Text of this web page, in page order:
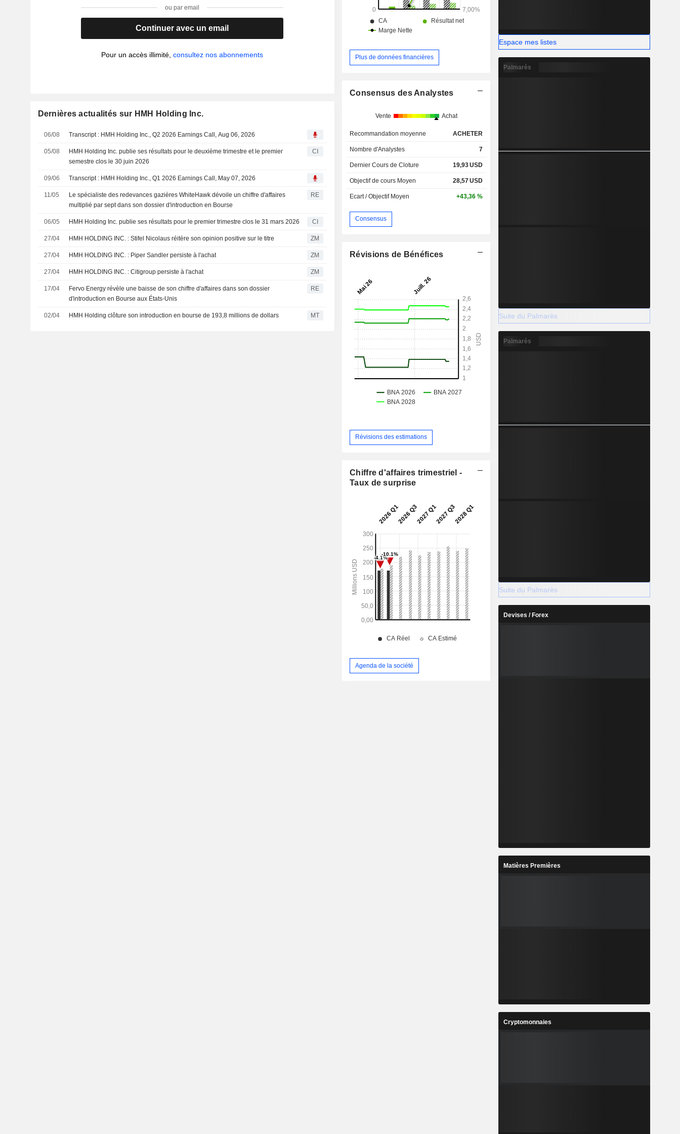
ou par email
Continuer avec un email
Pour un accès illimité,consultez nos abonnements
Dernières actualités sur HMH Holding Inc.
06/08 Transcript : HMH Holding Inc., Q2 2026 Earnings Call, Aug 06, 2026
05/08
HMH Holding Inc. publie ses résultats pour le deuxième trimestre et le premier
semestre clos le 30 juin 2026
CI
09/06 Transcript : HMH Holding Inc., Q1 2026 Earnings Call, May 07, 2026
11/05
Le spécialiste des redevances gazières WhiteHawk dévoile un chiffre d'affaires
multiplié par sept dans son dossier d'introduction en Bourse
RE
06/05 HMH Holding Inc. publie ses résultats pour le premier trimestre clos le 31 mars 2026 CI
27/04 HMH HOLDING INC. : Stifel Nicolaus réitère son opinion positive sur le titre ZM
27/04 HMH HOLDING INC. : Piper Sandler persiste à l'achat ZM
27/04 HMH HOLDING INC. : Citigroup persiste à l'achat ZM
17/04
Fervo Energy révèle une baisse de son chiffre d'affaires dans son dossier
d'introduction en Bourse aux États-Unis
RE
02/04 HMH Holding clôture son introduction en bourse de 193,8 millions de dollars MT
Plus de données financières
Consensus des Analystes
Vente Achat
Recommandation moyenne ACHETER
Nombre d'Analystes 7
Dernier Cours de Cloture 19,93USD
Objectif de cours Moyen 28,57USD
Ecart / Objectif Moyen +43,36 %
Consensus
Révisions de Bénéfices
Révisions des estimations
Chiffre d'affaires trimestriel -
Taux de surprise
Agenda de la société
Espace mes listes
Palmarès
Suite du Palmarès
Palmarès
Suite du Palmarès
Devises / Forex
Matières Premières
Cryptomonnaies